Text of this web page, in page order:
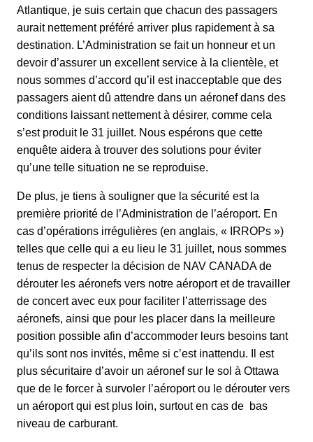
Atlantique, je suis certain que chacun des passagers
aurait nettement préféré arriver plus rapidement à sa
destination. L’Administration se fait un honneur et un
devoir d’assurer un excellent service à la clientèle, et
nous sommes d’accord qu’il est inacceptable que des
passagers aient dû attendre dans un aéronef dans des
conditions laissant nettement à désirer, comme cela
s’est produit le 31 juillet. Nous espérons que cette
enquête aidera à trouver des solutions pour éviter
qu’une telle situation ne se reproduise.
De plus, je tiens à souligner que la sécurité est la
première priorité de l’Administration de l’aéroport. En
cas d’opérations irrégulières (en anglais, « IRROPs »)
telles que celle qui a eu lieu le 31 juillet, nous sommes
tenus de respecter la décision de NAV CANADA de
dérouter les aéronefs vers notre aéroport et de travailler
de concert avec eux pour faciliter l’atterrissage des
aéronefs, ainsi que pour les placer dans la meilleure
position possible afin d’accommoder leurs besoins tant
qu’ils sont nos invités, même si c’est inattendu. Il est
plus sécuritaire d’avoir un aéronef sur le sol à Ottawa
que de le forcer à survoler l’aéroport ou le dérouter vers
un aéroport qui est plus loin, surtout en cas de bas
niveau de carburant.